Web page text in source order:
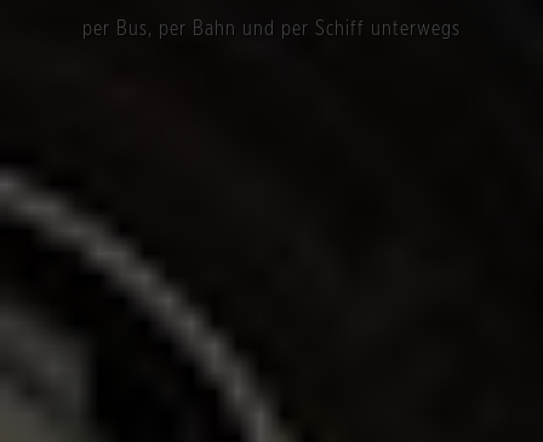
per Bus, per Bahn und per Schiff unterwegs